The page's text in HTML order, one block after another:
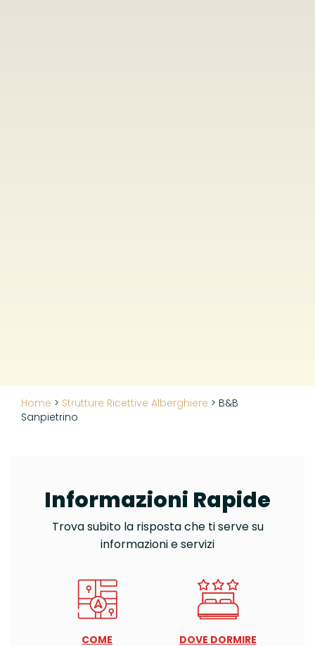
Home > Strutture Ricettive Alberghiere > B&B
Sanpietrino
Informazioni Rapide
Trova subito la risposta che ti serve su
informazioni e servizi
COME
DOVE DORMIRE